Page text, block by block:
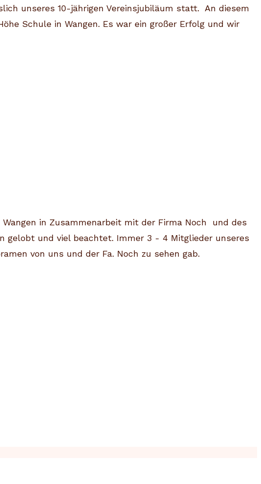
unseres 10-jährigen Vereinsjubiläum statt. An diesem
Schule in Wangen. Es war ein großer Erfolg und wir
in Zusammenarbeit mit der Firma Noch und des
gelobt und viel beachtet. Immer 3 - 4 Mitglieder unseres
von uns und der Fa. Noch zu sehen gab.